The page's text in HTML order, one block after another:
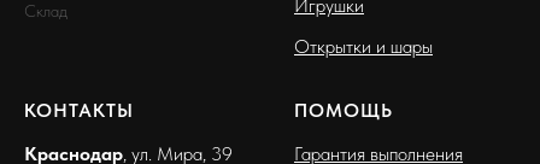
Склад
Игрушки
Открытки и шары
КОНТАКТЫ
Краснодар, ул. Мира, 39
ПОМОЩЬ
Гарантия выполнения